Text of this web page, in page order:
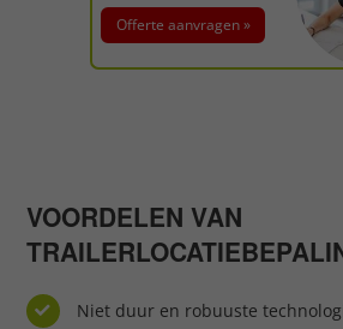
Offerte aanvragen »
VOORDELEN VAN
Niet duur en robuuste